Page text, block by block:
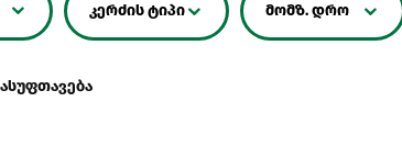
კერძის ტიპი მომზ. დრო